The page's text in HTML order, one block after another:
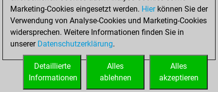
Türme auf der siebten
0
STARTSEITE
Marketing-Cookies eingesetzt werden. Hierkönnen Sie der
Verwendung von Analyse-Cookies und Marketing-Cookies
widersprechen. Weitere Informationen finden Sie in
unserer Datenschutzerklärung.
Alles
akzeptieren
Alles
ablehnen
Detaillierte
Informationen